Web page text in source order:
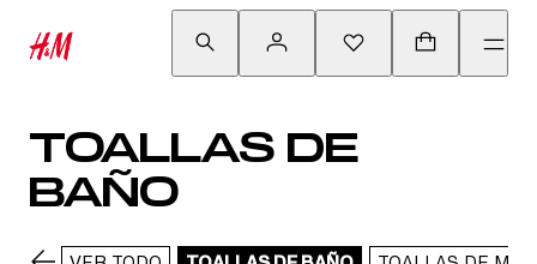
TOALLAS DE
BAÑO